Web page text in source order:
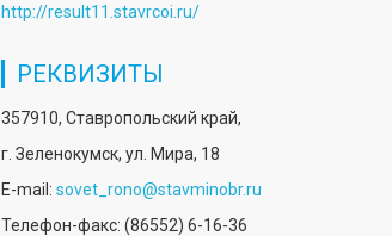
http://result11.stavrcoi.ru/
РЕКВИЗИТЫ
357910, Ставропольский край,
г. Зеленокумск, ул. Мира, 18
E-mail: sovet_rono@stavminobr.ru
Телефон-факс: (86552) 6-16-36